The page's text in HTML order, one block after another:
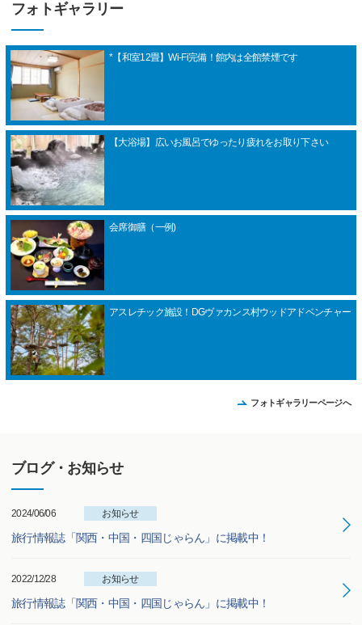
フォトギャラリー
*【和室12畳】Wi-Fi完備！館内は全館禁煙です
【大浴場】広いお風呂でゆったり疲れをお取り下さい
会席御膳（一例)
アスレチック施設！DGヴァカンス村ウッドアドベンチャー
フォトギャラリーページへ
ブログ・お知らせ
2024/06/06 お知らせ
旅行情報誌「関西・中国・四国じゃらん」に掲載中！
2022/12/28 お知らせ
旅行情報誌「関西・中国・四国じゃらん」に掲載中！